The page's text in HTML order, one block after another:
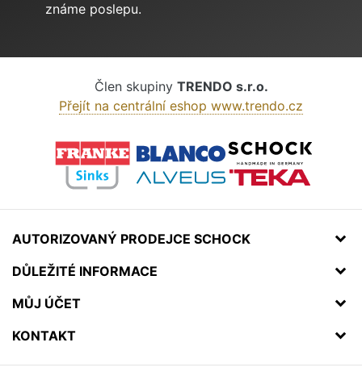
známe poslepu.
Člen skupiny TRENDO s.r.o.
Přejít na centrální eshop www.trendo.cz
AUTORIZOVANÝ PRODEJCE SCHOCK
DŮLEŽITÉ INFORMACE
MŮJ ÚČET
KONTAKT